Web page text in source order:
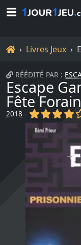
Accueil
Livres Jeux
RÉÉDITÉ PAR :
Escape
Fête
2018 - (x) (x) (x)